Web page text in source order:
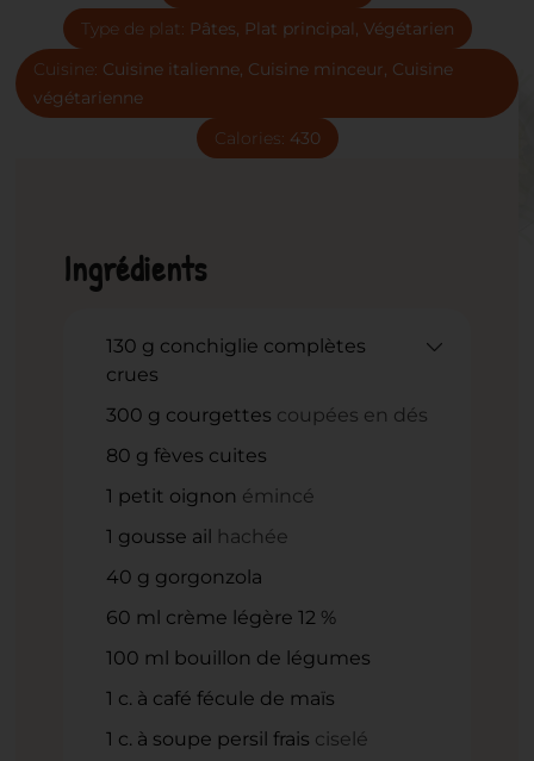
Type de plat: Pâtes, Plat principal, Végétarien
Cuisine: Cuisine italienne, Cuisine minceur, Cuisine
végétarienne
Calories: 430
Ingrédients
130 g conchiglie complètes
crues
300 g courgettes coupées en dés
80 g fèves cuites
1 petit oignon émincé
1 gousse ail hachée
40 g gorgonzola
60 ml crème légère 12 %
100 ml bouillon de légumes
1 c. à café fécule de maïs
1 c. à soupe persil frais ciselé